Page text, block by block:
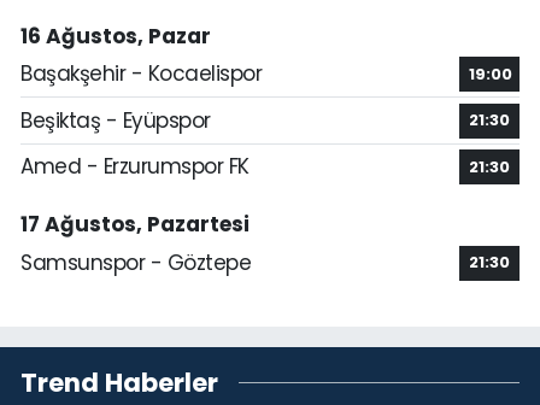
16 Ağustos, Pazar
Başakşehir - Kocaelispor
19:00
Beşiktaş - Eyüpspor 21:30
Amed - Erzurumspor FK 21:30
17 Ağustos, Pazartesi
Samsunspor - Göztepe
21:30
Trend Haberler